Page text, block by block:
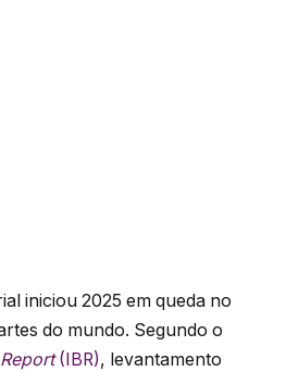
iniciou 2025 em queda no
do mundo. Segundo o
(IBR), levantamento